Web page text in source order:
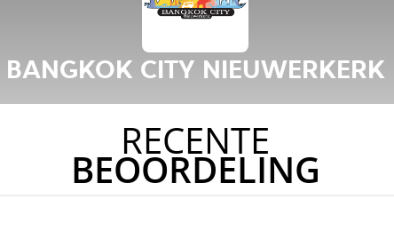
BANGKOK CITY NIEUWERKERK
RECENTE
BEOORDELING